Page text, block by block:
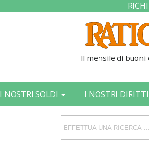
Il mensile di buoni
I NOSTRI SOLDI I NOSTRI DIRITTI